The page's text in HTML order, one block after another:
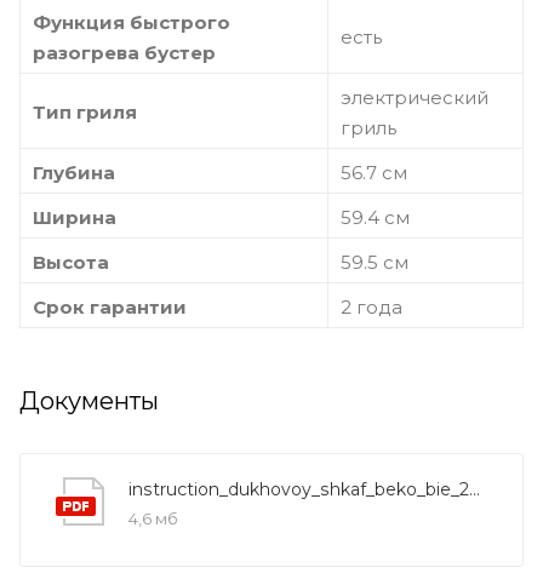
Функция быстрого
разогрева бустер
есть
Тип гриля
электрический
гриль
Глубина
56.7 см
Ширина
59.4 см
Высота
59.5 см
Срок гарантии
2 года
Документы
instruction_dukhovoy_shkaf_beko_bie_22301_x
4,6 мб